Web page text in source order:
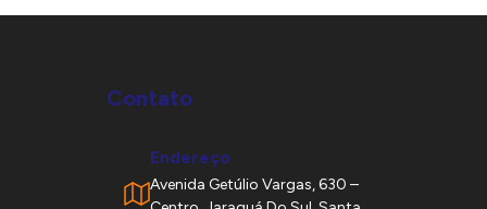
Contato
Endereço
Avenida Getúlio Vargas, 630 –